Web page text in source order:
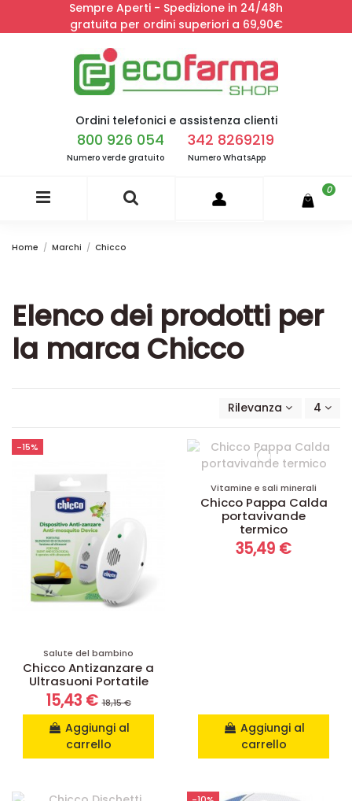
Sempre Aperti - Spedizione in 24/48h
gratuita per ordini superiori a 69,90€
Ordini telefonici e assistenza clienti
800 926 054
Numero verde gratuito
342 8269219
Numero WhatsApp
0
Home Marchi Chicco
Elenco dei prodotti per
la marca Chicco
Rilevanza 4
-15%
Salute del bambino
Chicco Antizanzare a
Ultrasuoni Portatile
15,43 €18,15 €
Aggiungi al
carrello
Vitamine e sali minerali
Chicco Pappa Calda
portavivande
termico
35,49 €
Aggiungi al
carrello